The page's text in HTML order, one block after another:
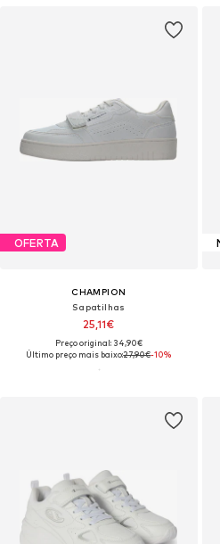
OFERTA
CHAMPION
Sapatilhas
25,11€
Preço original: 34,90€
Último preço mais baixo:27,90€-10%